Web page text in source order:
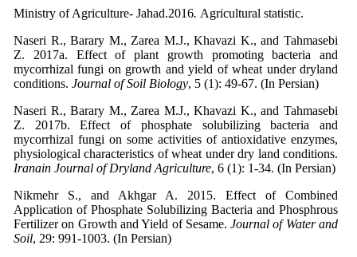
Ministry of Agriculture- Jahad.2016. Agricultural statistic.
Naseri R., Barary M., Zarea M.J., Khavazi K., and Tahmasebi
Z. 2017a. Effect of plant growth promoting bacteria and
mycorrhizal fungi on growth and yield of wheat under dryland
conditions. Journal of Soil Biology, 5 (1): 49-67. (In Persian)
Naseri R., Barary M., Zarea M.J., Khavazi K., and Tahmasebi
Z. 2017b. Effect of phosphate solubilizing bacteria and
mycorrhizal fungi on some activities of antioxidative enzymes,
physiological characteristics of wheat under dry land conditions.
Iranain Journal of Dryland Agriculture, 6 (1): 1-34. (In Persian)
Nikmehr S., and Akhgar A. 2015. Effect of Combined
Application of Phosphate Solubilizing Bacteria and Phosphrous
Fertilizer on Growth and Yield of Sesame.Journal of Water and
Soil, 29: 991-1003. (In Persian)